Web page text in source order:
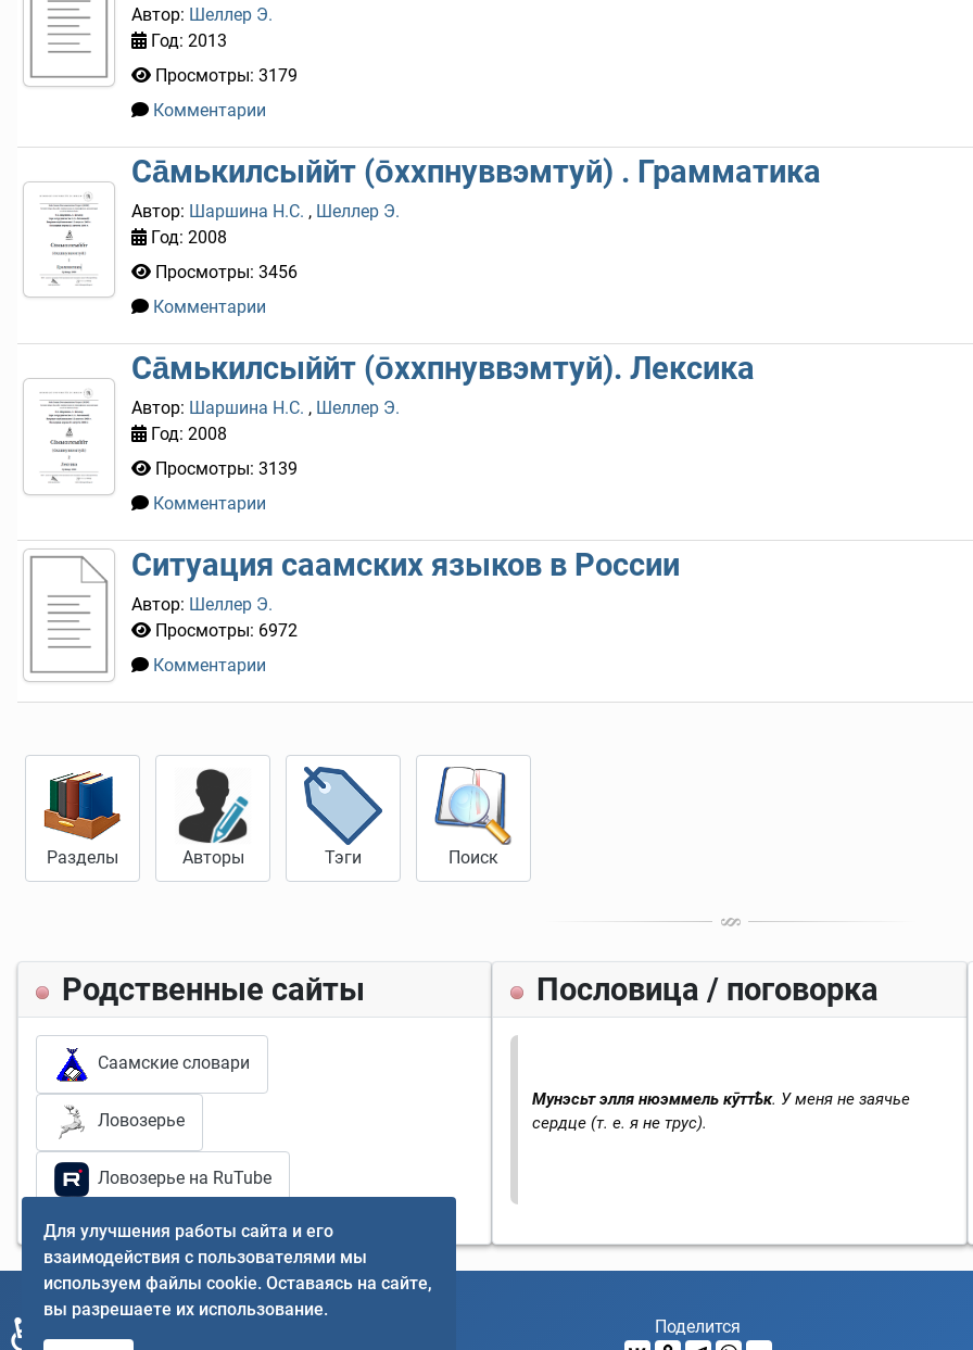
Автор: Шеллер Э.
Год: 2013
Просмотры: 3179
Комментарии
Са̄мькилсыййт (о̄ххпнуввэмтуй) . Грамматика
Автор: Шаршина Н.С. , Шеллер Э.
Год: 2008
Просмотры: 3456
Комментарии
Са̄мькилсыййт (о̄ххпнуввэмтуй). Лексика
Автор: Шаршина Н.С. , Шеллер Э.
Год: 2008
Просмотры: 3139
Комментарии
Ситуация саамских языков в России
Автор: Шеллер Э.
Просмотры: 6972
Комментарии
Разделы Авторы Тэги Поиск
Родственные сайты
Саамские словари
Ловозерье
Ловозерье на RuTube
Пословица / поговорка
Мунэсьт элля нюэммель кӯттҍк. У меня не заячье
сердце (т. е. я не трус).
Поделится
Для улучшения работы сайта и его
взаимодействия с пользователями мы
используем файлы cookie. Оставаясь на сайте,
вы разрешаете их использование.